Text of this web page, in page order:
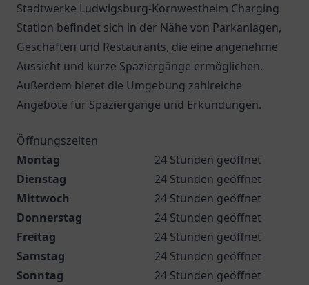
Stadtwerke Ludwigsburg-Kornwestheim Charging
Station befindet sich in der Nähe von Parkanlagen,
Geschäften und Restaurants, die eine angenehme
Aussicht und kurze Spaziergänge ermöglichen.
Außerdem bietet die Umgebung zahlreiche
Angebote für Spaziergänge und Erkundungen.
Öffnungszeiten
Montag
24 Stunden geöffnet
Dienstag
24 Stunden geöffnet
Mittwoch
24 Stunden geöffnet
Donnerstag
24 Stunden geöffnet
Freitag
24 Stunden geöffnet
Samstag
24 Stunden geöffnet
Sonntag
24 Stunden geöffnet